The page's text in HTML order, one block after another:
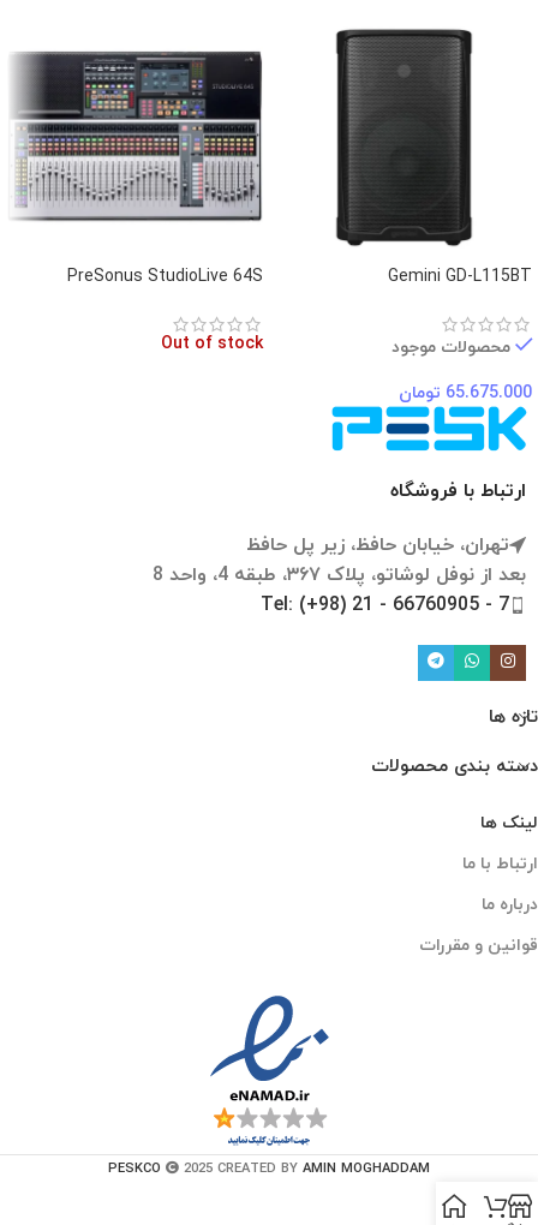
Gemini GD-L115BT
محصولات موجود
65.675.000 تومان
PreSonus StudioLive 64S
Out of stock
ارتباط با فروشگاه
تهران، خیابان حافظ، زیر پل حافظ
بعد از نوفل لوشاتو، پلاک ۳۶۷، طبقه 4، واحد 8
Tel: (+98) 21 - 66760905 - 7
تازه ها
دسته بندی محصولات
لینک ها
ارتباط با ما
درباره ما
قوانین و مقررات
PESKCO 2025 CREATED BY AMIN MOGHADDAM